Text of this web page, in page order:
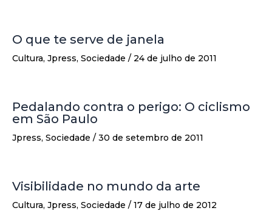
O que te serve de janela
Cultura, Jpress, Sociedade / 24 de julho de 2011
Pedalando contra o perigo: O ciclismo
em São Paulo
Jpress, Sociedade / 30 de setembro de 2011
Visibilidade no mundo da arte
Cultura, Jpress, Sociedade / 17 de julho de 2012